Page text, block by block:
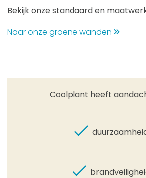
Bekijk onze standaard en
Naar onze groene wanden
Coolplant heeft